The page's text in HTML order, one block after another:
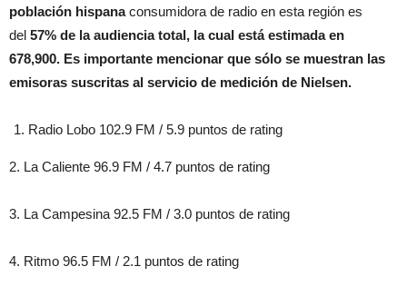
población hispanaconsumidora de radio en esta región es
del 57% de la audiencia total, la cual está estimada en
678,900. Es importante mencionar que sólo se muestran las
emisoras suscritas al servicio de medición de Nielsen.
Radio Lobo 102.9 FM / 5.9 puntos de rating
2. La Caliente 96.9 FM / 4.7 puntos de rating
3. La Campesina 92.5 FM / 3.0 puntos de rating
4. Ritmo 96.5 FM / 2.1 puntos de rating